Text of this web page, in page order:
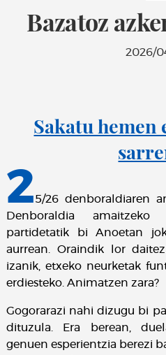
Bazatoz
2026/
Sakatu
25/26 denboraldiaren
Denboraldia
partidetatik bi Anoetan
aurrean. Oraindik lor
izanik, etxeko neurketak
erdiesteko. Animatzen zara?
Gogorarazi nahi dizugu bi
dituzula. Era berean,
genuen esperientzia berezi